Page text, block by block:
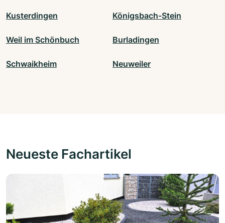
Kusterdingen Königsbach-Stein
Weil im Schönbuch Burladingen
Schwaikheim Neuweiler
Neueste Fachartikel